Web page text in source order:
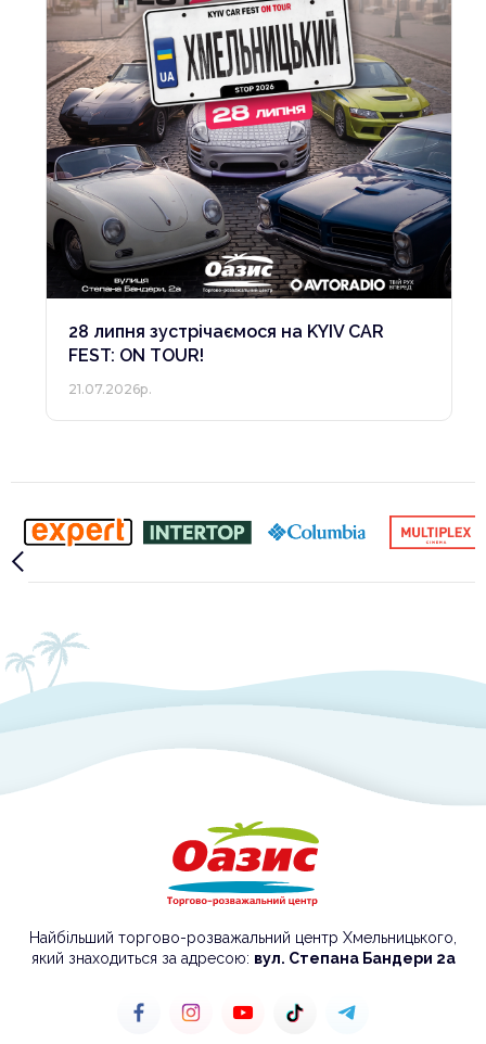
28 липня зустрічаємося на KYIV CAR
FEST: ON TOUR!
21.07.2026р.
Найбільший торгово-розважальний центр Хмельницького,
який знаходиться за адресою: вул. Степана Бандери 2а